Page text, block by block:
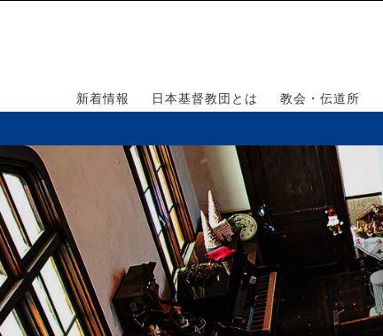
新着情報 日本基督教団とは 教会・伝道所